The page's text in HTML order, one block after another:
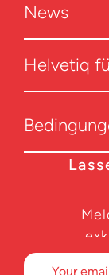
News
Helvetiq